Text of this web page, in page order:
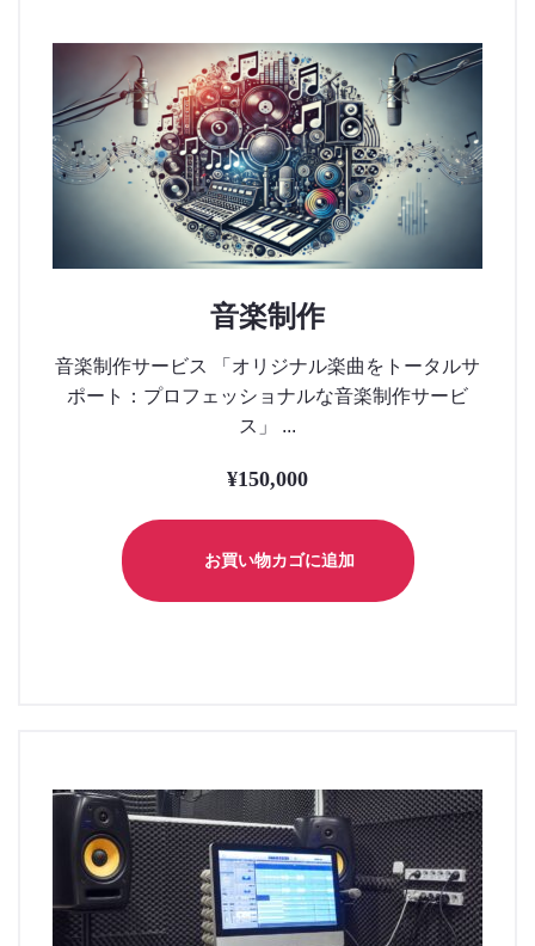
音楽制作
音楽制作サービス 「オリジナル楽曲をトータルサ
ポート：プロフェッショナルな音楽制作サービ
ス」 ...
¥150,000
お買い物カゴに追加